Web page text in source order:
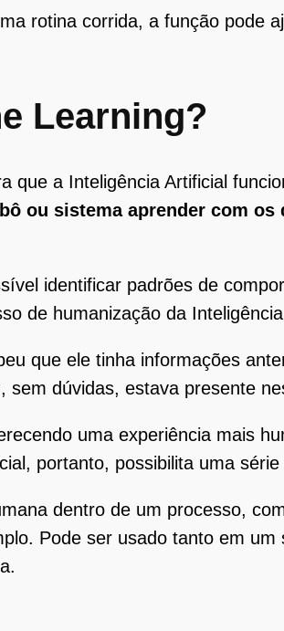
rotina corrida, a função pode
Learning?
que a Inteligência Artificial
ou sistema aprender com
identificar padrões de
de humanização da
que ele tinha informações
sem dúvidas, estava presente
uma experiência mais
portanto, possibilita uma
dentro de um processo,
Pode ser usado tanto em um